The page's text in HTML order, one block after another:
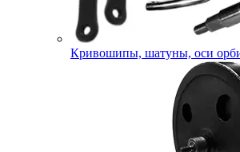
Кривошипы, шатуны, оси